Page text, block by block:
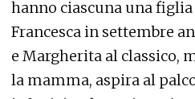
hanno ciascuna una
Francesca in settembre
e Margherita al classico,
la mamma, aspira al